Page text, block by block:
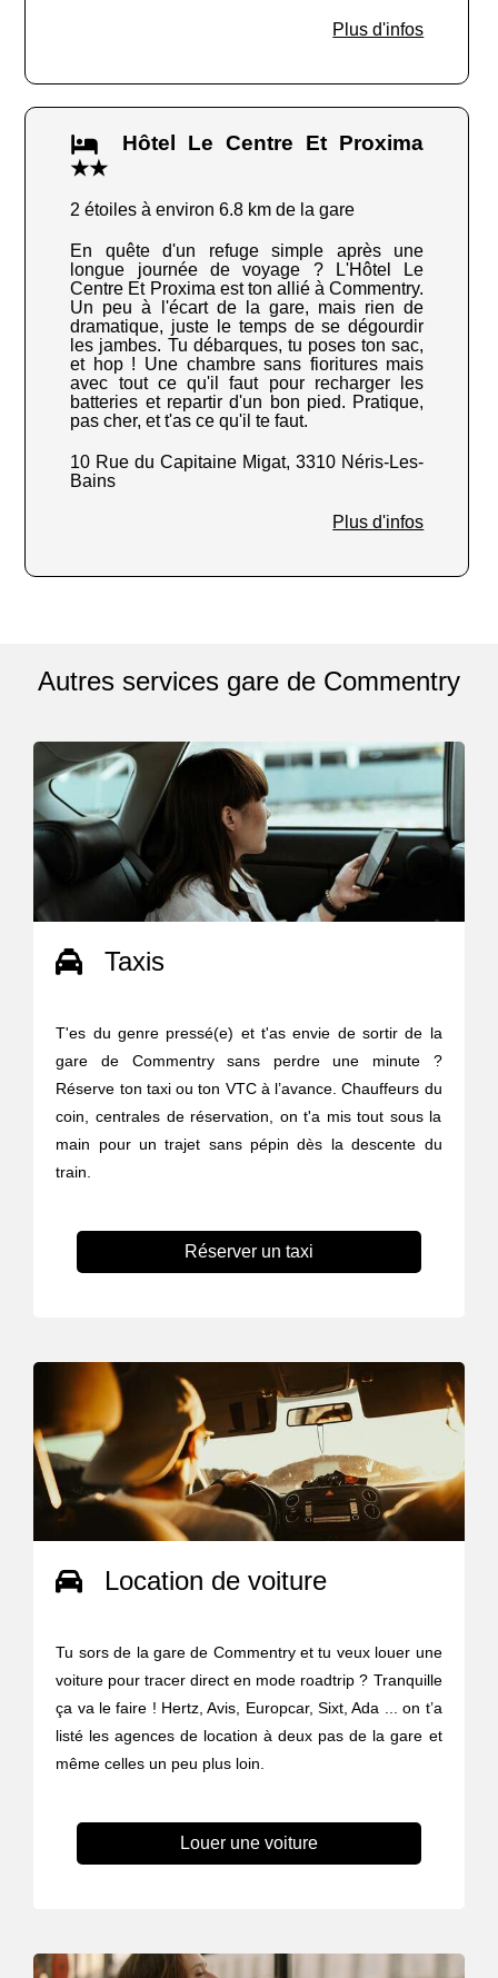
Plus d'infos
Hôtel Le Centre Et Proxima
★★
2 étoiles à environ 6.8 km de la gare
En quête d'un refuge simple après une
longue journée de voyage ? L'Hôtel Le
Centre Et Proxima est ton allié à Commentry.
Un peu à l'écart de la gare, mais rien de
dramatique, juste le temps de se dégourdir
les jambes. Tu débarques, tu poses ton sac,
et hop ! Une chambre sans fioritures mais
avec tout ce qu'il faut pour recharger les
batteries et repartir d'un bon pied. Pratique,
pas cher, et t'as ce qu'il te faut.
10 Rue du Capitaine Migat, 3310 Néris-Les-
Bains
Plus d'infos
Autres services gare de Commentry
Taxis
T'es du genre pressé(e) et t'as envie de sortir de la
gare de Commentry sans perdre une minute ?
Réserve ton taxi ou ton VTC à l’avance. Chauffeurs du
coin, centrales de réservation, on t'a mis tout sous la
main pour un trajet sans pépin dès la descente du
train.
Réserver un taxi
Location de voiture
Tu sors de la gare de Commentry et tu veux louer une
voiture pour tracer direct en mode roadtrip ? Tranquille
ça va le faire ! Hertz, Avis, Europcar, Sixt, Ada ... on t’a
listé les agences de location à deux pas de la gare et
même celles un peu plus loin.
Louer une voiture